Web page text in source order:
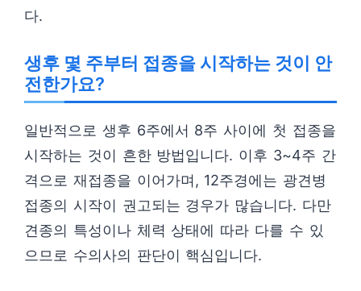
다.
생후 몇 주부터 접종을 시작하는 것이 안
전한가요?
일반적으로 생후 6주에서 8주 사이에 첫 접종을
시작하는 것이 흔한 방법입니다. 이후 3~4주 간
격으로 재접종을 이어가며, 12주경에는 광견병
접종의 시작이 권고되는 경우가 많습니다. 다만
견종의 특성이나 체력 상태에 따라 다를 수 있
으므로 수의사의 판단이 핵심입니다.